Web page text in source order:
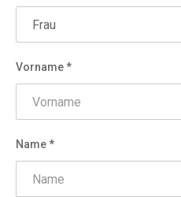
Vorname *
Name *